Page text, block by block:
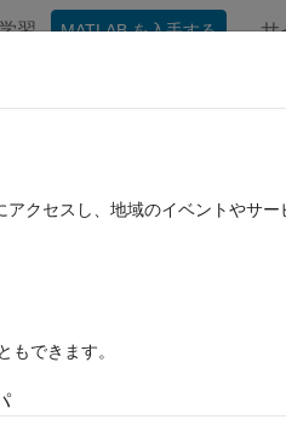
習 MATLAB を入手する サ
information on
クセスし、地域のイベントやサ
もできます。